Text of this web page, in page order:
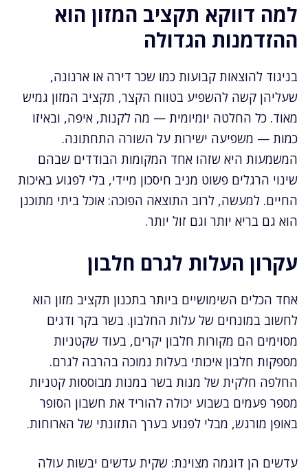
למה דווקא תקציב המזון הוא
ההזדמנות הגדולה
בניגוד להוצאות קבועות כמו שכר דירה או ארנונה,
שעליהן קשה להשפיע בטווח הקצר, תקציב המזון גמיש
מאוד. כל החלטה יומיומית — מה לקנות, איפה, ובאיזו
כמות — משפיעה ישירות על השורה התחתונה.
המשמעות היא שזהו אחד המקומות הבודדים שבהם
שינוי הרגלים פשוט מניב חיסכון מיידי, בלי לפגוע באיכות
החיים. למעשה, לרוב התוצאה הפוכה: אוכל ביתי מתוכנן
הוא גם בריא יותר וגם זול יותר.
עקרון העלות לגרם חלבון
אחד הכלים השימושיים ביותר בתכנון תקציב מזון הוא
לחשוב במונחים של עלות החלבון. בשר בקר ודגים
מסוימים הם מקורות חלבון יקרים, בעוד שקטניות
מספקות חלבון איכותי בעלות נמוכה בהרבה לגרם.
החלפה חלקית של מנות בשר במנות מבוססות קטניות
מספר פעמים בשבוע יכולה להוריד את חשבון הסופר
באופן מורגש, מבלי לפגוע בערך התזונתי של הארוחות.
עדשים הן דוגמה מצוינת: שקית עדשים יבשות עולה